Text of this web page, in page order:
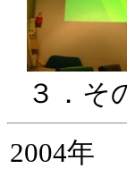
３．そ
2004年